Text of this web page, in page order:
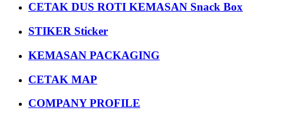
CETAK DUS ROTI KEMASAN Snack Box
STIKER Sticker
KEMASAN PACKAGING
CETAK MAP
COMPANY PROFILE